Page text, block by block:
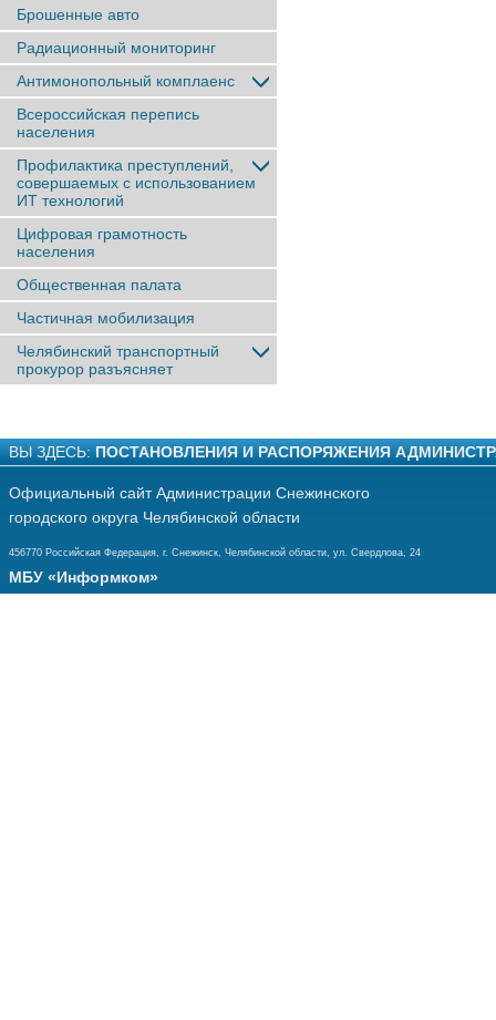
Брошенные авто
Радиационный мониторинг
Антимонопольный комплаенс
Всероссийская перепись
населения
Профилактика преступлений,
совершаемых с использованием
ИТ технологий
Цифровая грамотность
населения
Общественная палата
Частичная мобилизация
Челябинский транспортный
прокурор разъясняет
ВЫ ЗДЕСЬ: ПОСТАНОВЛЕНИЯ И РАСПОРЯЖЕНИЯ
Официальный сайт Администрации Снежинского
городского округа Челябинской области
456770 Российская Федерация, г. Снежинск, Челябинской области, ул. Свердлова, 24
МБУ «Информком»